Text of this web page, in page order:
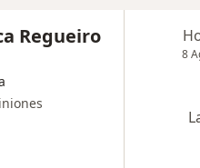
Regueiro
8